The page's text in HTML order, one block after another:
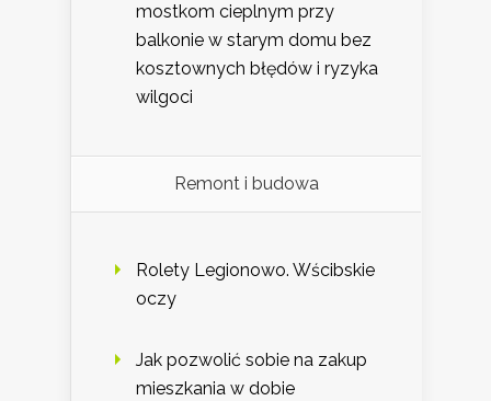
mostkom cieplnym przy
balkonie w starym domu bez
kosztownych błędów i ryzyka
wilgoci
Remont i budowa
Rolety Legionowo. Wścibskie
oczy
Jak pozwolić sobie na zakup
mieszkania w dobie